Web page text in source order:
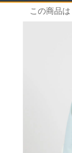
この商品は